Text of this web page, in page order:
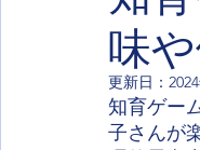
味
更新日：
知育ゲー
子さんが